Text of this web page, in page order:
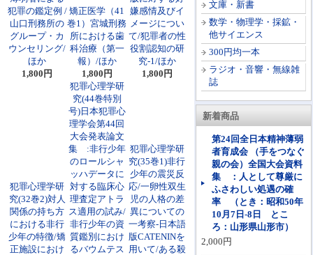
文庫・新書
数学・物理学・採鉱・
他サイエンス
300円均一本
ラジオ・音響・無線雑
誌
新着商品
第24回全日本精神薄弱
者育成会 （手をつなぐ
親の会）全国大会資料
集 ：人として尊厳に
ふさわしい処遇の確
率 （とき：昭和50年
10月7日-8日 とこ
ろ：山形県山形市）
2,000円
犯罪の鑑定例 /
山口刑務所の
グループ・カ
ウンセリング/
ほか
1,800円
矯正医学（41
巻1）宮城刑務
所における歯
科治療（第一
報）/ほか
1,800円
嫌感情及びイ
メージについ
て/犯罪者の性
役割認知の研
究-1/ほか
1,800円
犯罪心理学研
究(32巻2)対人
関係の持ち方
における非行
少年の特徴/矯
正施設におけ
犯罪心理学研
究(44巻特別
号)日本犯罪心
理学会第44回
大会発表論文
集 :非行少年
のロールシャ
ッハデータに
対する臨床心
理査定アトラ
ス適用の試み/
非行少年の資
質鑑別におけ
るバウムテス
犯罪心理学研
究(35巻1)非行
少年の震災反
応/一卵性双生
児の人格の差
異についての
一考察-日本語
版CATENINを
用いて/ある殺